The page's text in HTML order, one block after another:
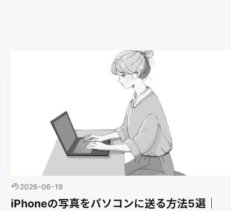
2026-06-19
iPhoneの写真をパソコンに送る方法5選｜